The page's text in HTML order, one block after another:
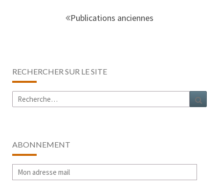
Publications anciennes
RECHERCHER SUR LE SITE
Rechercher :
ABONNEMENT
Mon
adresse